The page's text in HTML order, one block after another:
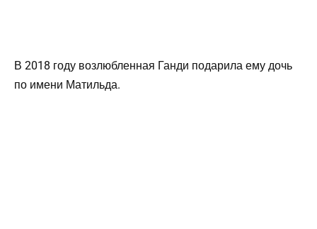
В 2018 году возлюбленная Ганди подарила ему дочь
по имени Матильда.